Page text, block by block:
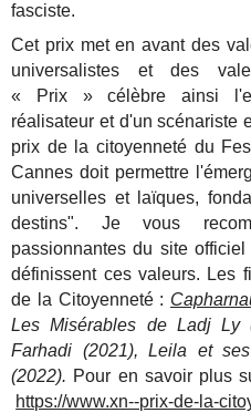
fasciste.
Cet prix met en avant des
universalistes et des
« Prix » célèbre ainsi
réalisateur et d'un
prix de la citoyenneté du
Cannes doit permettre
universelles et laïques,
destins". Je vous
passionnantes du site
définissent ces valeurs. Les
de la Citoyenneté :
Les Misérables de Ladj Ly
Farhadi (2021), Leila et
(2022). Pour en savoir plus
https://www.xn--prix-de-la-